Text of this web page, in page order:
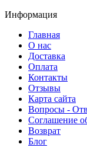
Информация
Главная
О нас
Доставка
Оплата
Контакты
Отзывы
Карта сайта
Вопросы -
Соглашение
Возврат
Блог